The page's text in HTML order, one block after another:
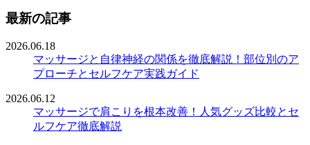
最新の記事
2026.06.18
マッサージと自律神経の関係を徹底解説！部位別のア
プローチとセルフケア実践ガイド
2026.06.12
マッサージで肩こりを根本改善！人気グッズ比較とセ
ルフケア徹底解説